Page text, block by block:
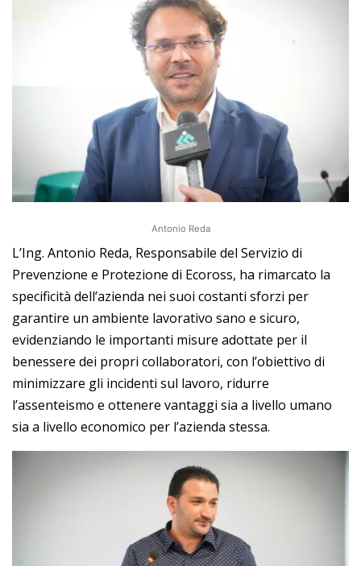
Antonio Reda
L’Ing. Antonio Reda, Responsabile del Servizio di
Prevenzione e Protezione di Ecoross, ha rimarcato la
specificità dell’azienda nei suoi costanti sforzi per
garantire un ambiente lavorativo sano e sicuro,
evidenziando le importanti misure adottate per il
benessere dei propri collaboratori, con l’obiettivo di
minimizzare gli incidenti sul lavoro, ridurre
l’assenteismo e ottenere vantaggi sia a livello umano
sia a livello economico per l’azienda stessa.